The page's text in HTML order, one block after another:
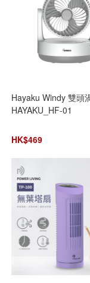
Hayaku Windy 雙頭
HAYAKU_HF-01
HK$469